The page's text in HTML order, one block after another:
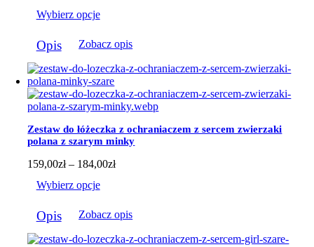
do
Wybierz opcje
produkt
ma
wiele
wariantów.
Opcje
można
wybrać
na
stronie
produktu
Opis Zobacz opis
Zestaw do łóżeczka z ochraniaczem z sercem zwierzaki
polana z szarym minky
159,00zł – 184,00złZakres
do
Wybierz opcje
produkt
ma
wiele
Opis Zobacz opis